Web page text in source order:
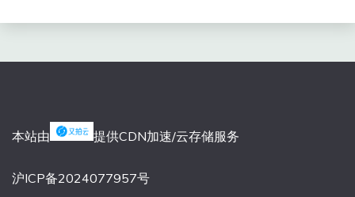
本站由 提供CDN加速/云存储服务
沪ICP备2024077957号